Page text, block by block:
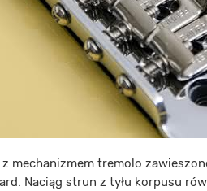
z mechanizmem tremolo
Naciąg strun z tyłu korpusu